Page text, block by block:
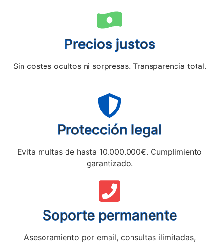
Precios justos
Sin costes ocultos ni sorpresas. Transparencia total.
Protección legal
Evita multas de hasta 10.000.000€. Cumplimiento
garantizado.
Soporte permanente
Asesoramiento por email, consultas ilimitadas,